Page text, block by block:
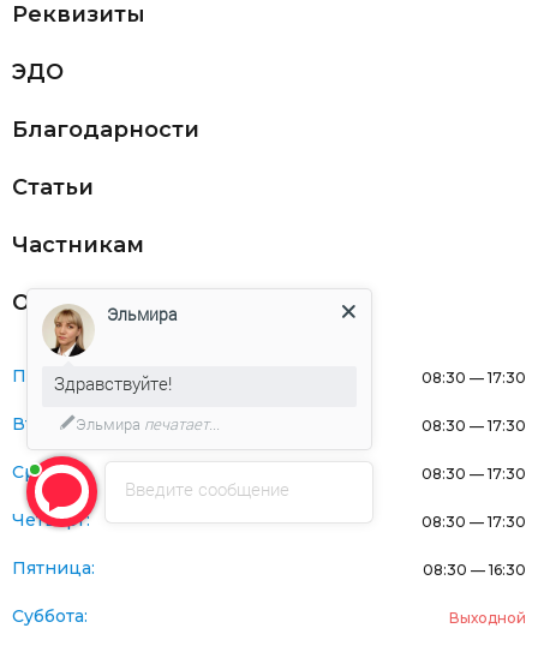
Реквизиты
ЭДО
Благодарности
Статьи
Частникам
Оферта
Понедельник: 08:30 — 17:30
Вторник: 08:30 — 17:30
Среда: 08:30 — 17:30
Четверг: 08:30 — 17:30
Пятница: 08:30 — 16:30
Суббота: Выходной
Введите сообщение
Эльмира
Здравствуйте!
Эльмира печатает...